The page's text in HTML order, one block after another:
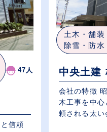
47人
信頼
土木・舗装
除雪・防水
中央土建
会社の特徴
木工事を中
頼される太